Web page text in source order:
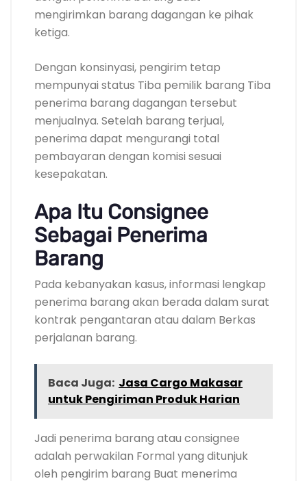
mengirimkan barang dagangan ke pihak
ketiga.
Dengan konsinyasi, pengirim tetap
mempunyai status Tiba pemilik barang Tiba
penerima barang dagangan tersebut
menjualnya. Setelah barang terjual,
penerima dapat mengurangi total
pembayaran dengan komisi sesuai
kesepakatan.
Apa Itu Consignee
Sebagai Penerima
Barang
Pada kebanyakan kasus, informasi lengkap
penerima barang akan berada dalam surat
kontrak pengantaran atau dalam Berkas
perjalanan barang.
Baca Juga: Jasa Cargo Makasar
untuk Pengiriman Produk Harian
Jadi penerima barang atau consignee
adalah perwakilan Formal yang ditunjuk
oleh pengirim barang Buat menerima